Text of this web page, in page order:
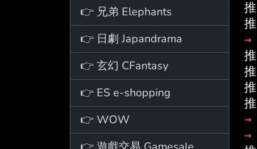
👉 兄弟 Elephants
👉 日劇 Japandrama
👉 玄幻 CFantasy
👉 ES e-shopping
👉 WOW
推
推
→
推
推
推
推
→
→